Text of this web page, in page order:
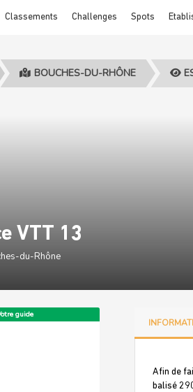
Classements Challenges Spots
BOUCHES-DU-RHÔNE
VTT 13
du-Rhône
guide
Afin de
balisé